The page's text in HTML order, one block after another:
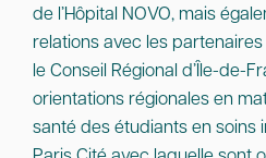
de l’Hôpital NOVO, mais
relations avec les
le Conseil Régional d’Île-de-
orientations régionales en
santé des étudiants en soins